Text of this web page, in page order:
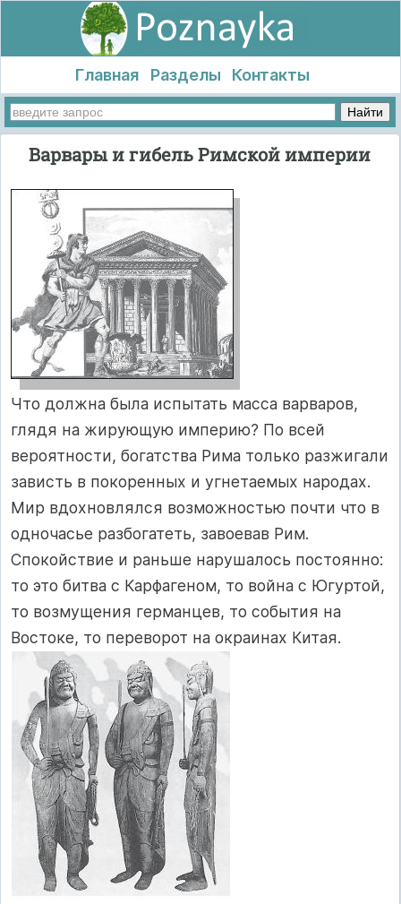
Главная Разделы Контакты
Варвары и гибель Римской империи
Что должна была испытать масса варваров,
глядя на жирующую империю? По всей
вероятности, богатства Рима только разжигали
зависть в покоренных и угнетаемых народах.
Мир вдохновлялся возможностью почти что в
одночасье разбогатеть, завоевав Рим.
Спокойствие и раньше нарушалось постоянно:
то это битва с Карфагеном, то война с Югуртой,
то возмущения германцев, то события на
Востоке, то переворот на окраинах Китая.